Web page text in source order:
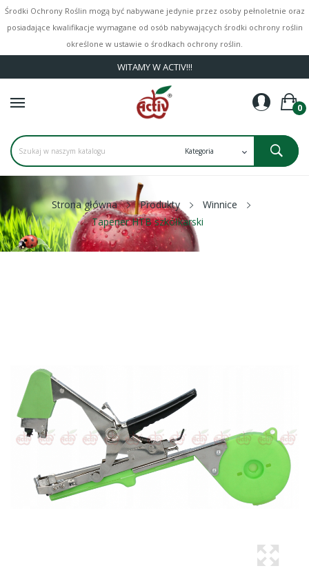
Środki Ochrony Roślin mogą być nabywane jedynie przez osoby pełnoletnie oraz
posiadające kwalifikacje wymagane od osób nabywających środki ochrony roślin
określone w ustawie o środkach ochrony roślin.
WITAMY W ACTIV!!!
0
Strona główna Produkty
Winnice
Tapener HTB szkółkarski